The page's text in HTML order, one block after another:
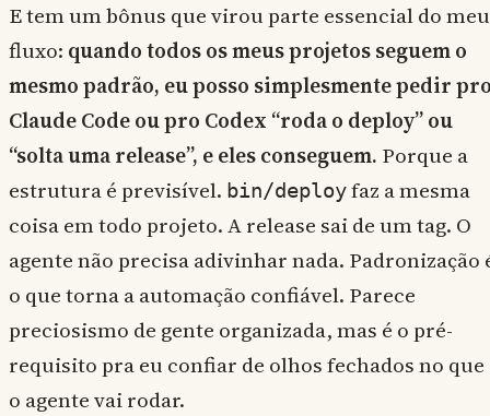
E tem um bônus que virou parte essencial do meu
fluxo: quando todos os meus projetos seguem o
mesmo padrão, eu posso simplesmente pedir
Claude Code ou pro Codex “roda o deploy” ou
“solta uma release”, e eles conseguem. Porque a
estrutura é previsível. bin/deployfaz a mesma
coisa em todo projeto. A release sai de um tag. O
agente não precisa adivinhar nada. Padronização
o que torna a automação confiável. Parece
preciosismo de gente organizada, mas é o pré-
requisito pra eu confiar de olhos fechados no que
o agente vai rodar.